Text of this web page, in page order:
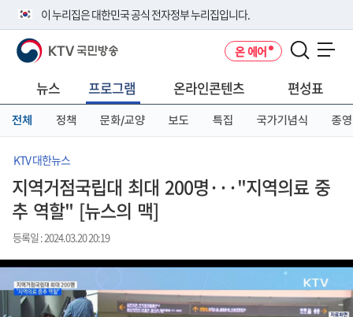
이 누리집은 대한민국 공식 전자정부 누리집입니다.
공식 누리집 주소 확인하기
니다.
이밖에 or.kr 또는 .kr등 다른 도메인 주소를 사용하고 있다면 아래 URL에
서 도메인 주소를 확인해 보세요
KTV 국민방송 온 에어
뉴스 프로그램 온라인콘텐츠 편성표
전체 정책 문화/교양 보도 특집 국가기념식 종영
KTV 대한뉴스
지역거점국립대 최대 200명···"지역의료 중
추 역할" [뉴스의 맥]
등록일 : 2024.03.20 20:19